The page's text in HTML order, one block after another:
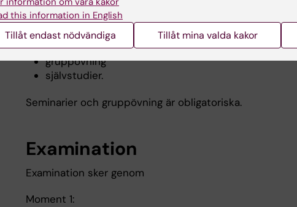
Arbetsformer som förekommer är
föreläsningar
seminarier
gruppövning
självstudier.
Seminarier och gruppövning är obligatoriska.
Examination
Examination sker genom
Moment 1:
this information in English
Tillåt endast nödvändiga Tillåt mina valda kakor